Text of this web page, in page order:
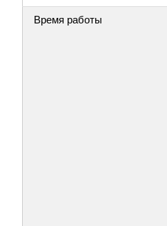
Время работы